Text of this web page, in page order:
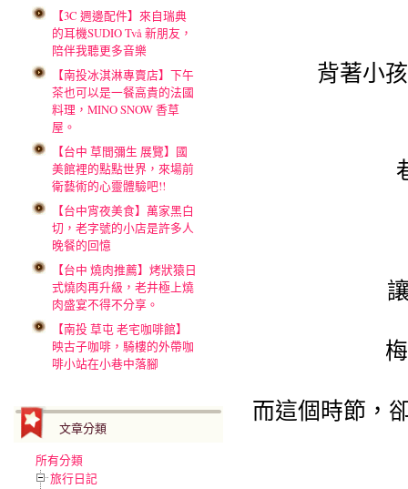
【3C 週邊配件】來自瑞典
的耳機SUDIO Två 新朋友，
陪伴我聽更多音樂
【南投冰淇淋專賣店】下午
茶也可以是一餐高貴的法國
料理，MINO SNOW 香草
屋。
【台中 草間彌生 展覽】國
美館裡的點點世界，來場前
衛藝術的心靈體驗吧!!
【台中宵夜美食】萬家黑白
切，老字號的小店是許多人
晚餐的回憶
【台中 燒肉推薦】烤狀猿日
式燒肉再升級，老井極上燒
肉盛宴不得不分享。
【南投 草屯 老宅咖啡館】
映古子咖啡，騎樓的外帶咖
啡小站在小巷中落腳
文章分類
所有分類
旅行日記
背著小
而這個時節，